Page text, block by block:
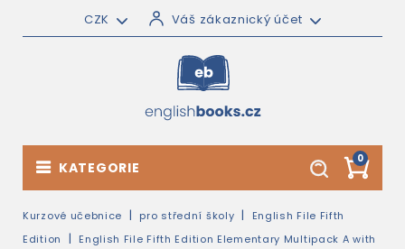
CZK Váš zákaznický účet
0
KATEGORIE
Kurzové učebnice pro střední školy
English File Fifth
Edition
English File Fifth Edition Elementary Multipack A with